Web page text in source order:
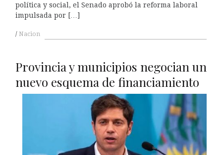
política y social, el Senado aprobó la reforma laboral
impulsada por […]
Nacion
Provincia y municipios negocian un
nuevo esquema de financiamiento